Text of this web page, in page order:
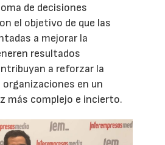
de decisiones
el objetivo de que las
a mejorar la
resultados
a reforzar la
en un
más complejo e incierto.